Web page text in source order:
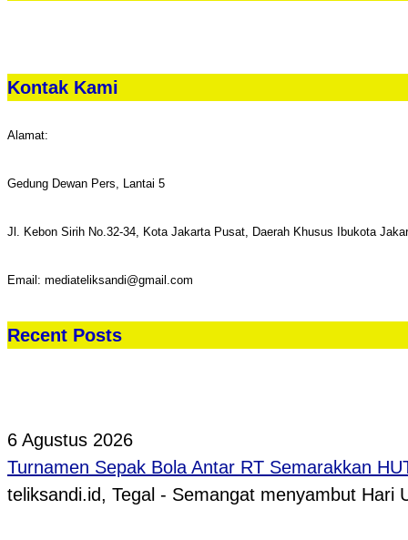
Kontak Kami
Alamat:
Gedung Dewan Pers, Lantai 5
Jl. Kebon Sirih No.32-34, Kota Jakarta Pusat, Daerah Khusus Ibukota
Email: mediateliksandi@gmail.com
Recent Posts
6 Agustus 2026
Turnamen Sepak Bola Antar RT Semarakkan
teliksandi.id, Tegal - Semangat menyambut Hari